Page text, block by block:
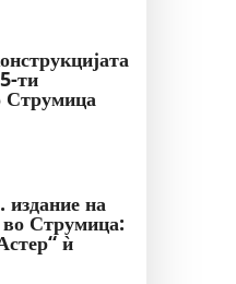
ти
Струмица
издание на
во Струмица:
ѝ